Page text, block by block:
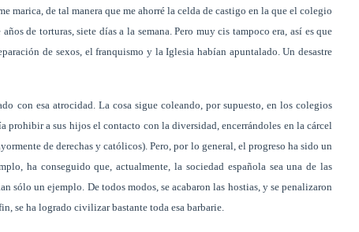
marica, de tal manera que me ahorré la celda de castigo en la que el colegio
de torturas, siete días a la semana. Pero muy cis tampoco era, así es que
de sexos, el franquismo y la Iglesia habían apuntalado. Un desastre
con esa atrocidad. La cosa sigue coleando, por supuesto, en los colegios
prohibir a sus hijos el contacto con la diversidad, encerrándoles en la cárcel
de derechas y católicos). Pero, por lo general, el progreso ha sido un
ha conseguido que, actualmente, la sociedad española sea una de las
sólo un ejemplo. De todos modos, se acabaron las hostias, y se penalizaron
se ha logrado civilizar bastante toda esa barbarie.